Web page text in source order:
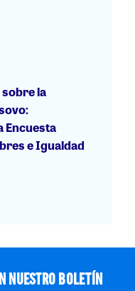
la
Encuesta
e Igualdad
NUESTRO BOLETÍN